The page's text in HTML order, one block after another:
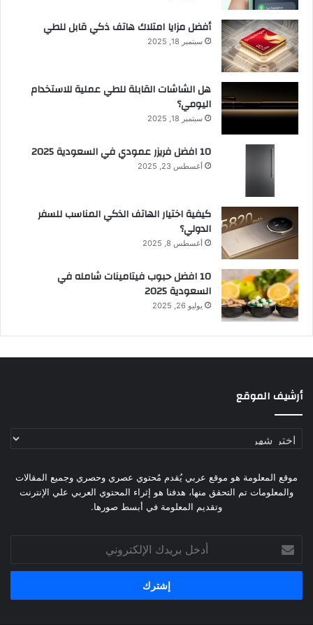
أفضل مزايا امتلاك هاتف ذكي قابل للطي
سبتمبر 18, 2025
هل الشاشات القابلة للطي عملية للاستخدام
اليومي؟
سبتمبر 18, 2025
10 افضل فريزر عمودي​ في السعودية​ 2025
أغسطس 23, 2025
كيفية اختيار الهاتف الذكي المناسب للسفر
الدولي؟
أغسطس 8, 2025
10 افضل حبوب فيتامينات شامله​ في
السعودية 2025
يوليو 26, 2025
أرشيف الموقع
أرشيف
موقع المعلومة هو موقع عربي يُقدم مُحتوي عصري وحصري وجميع المقالات
والمعلومات تم التحقق منها، هدفنا هو إثراء المحتوي العربي علي الإنترنت
وتقديم المعلومة في أبسط صورها.
بريدك
الإلكتروني